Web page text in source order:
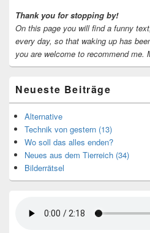
Thank you for stopping by!
On this page you will find a funny
every day, so that waking up has
you are welcome to recommend me.
Neueste Beiträge
Alternative
Technik von gestern (13)
Wo soll das alles enden?
Neues aus dem Tierreich (34)
Bilderrätsel